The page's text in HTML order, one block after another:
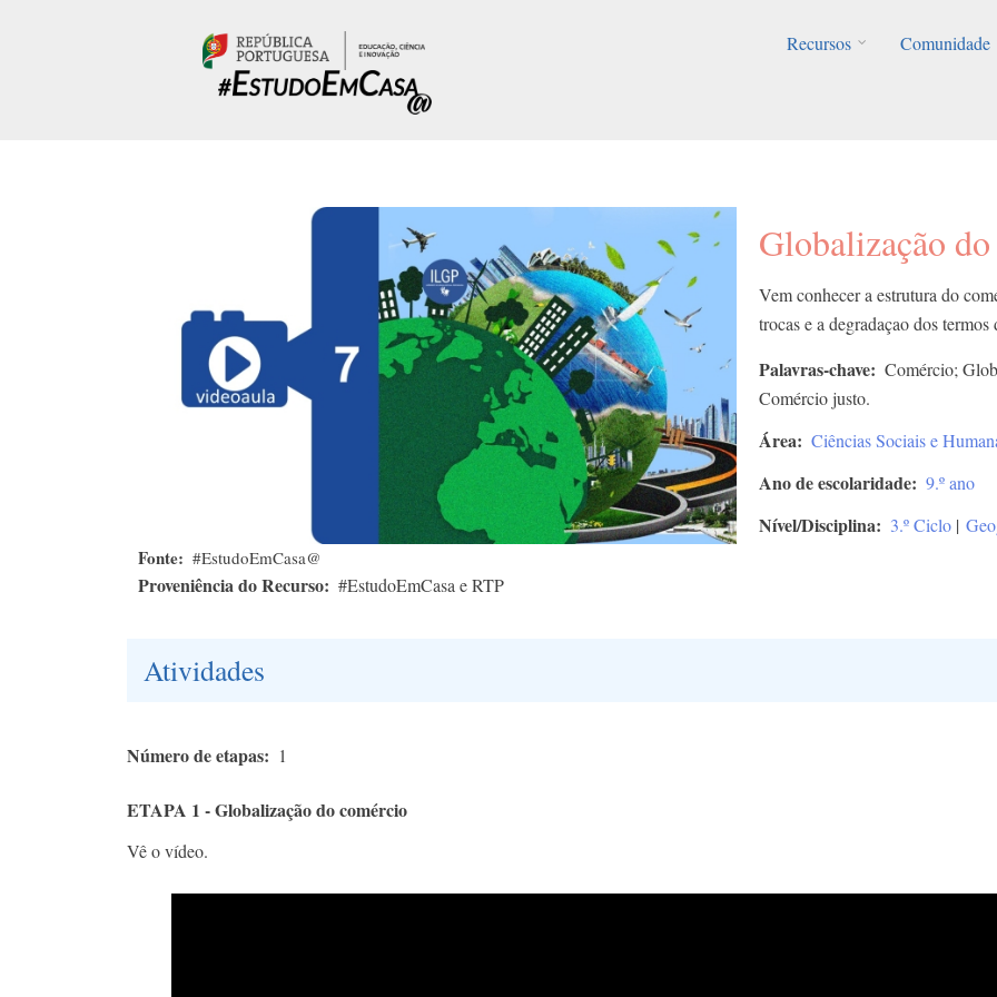
Recursos
Comunidade
Fonte #EstudoEmCasa@
Proveniência do Recurso #EstudoEmCasa e RTP
Globalização
Vem conhecer a estrutura do
trocas e a degradaçao dos
Palavras-chave
Comércio;
Comércio justo.
Área Ciências Sociais e
Ano de escolaridade 9.º ano
Nível/Disciplina 3.º Ciclo |
Atividades
Número de etapas 1
ETAPA 1 - Globalização do comércio
Vê o vídeo.